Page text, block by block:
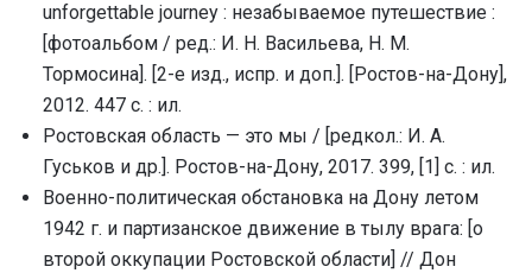
unforgettable journey : незабываемое путешествие :
[фотоальбом / ред.: И. Н. Васильева, Н. М.
Тормосина]. [2-е изд., испр. и доп.]. [Ростов-на-Дону],
2012. 447 с. : ил.
Ростовская область — это мы / [редкол.: И. А.
Гуськов и др.]. Ростов-на-Дону, 2017. 399, [1] с. : ил.
Военно-политическая обстановка на Дону летом
1942 г. и партизанское движение в тылу врага: [о
второй оккупации Ростовской области] // Дон